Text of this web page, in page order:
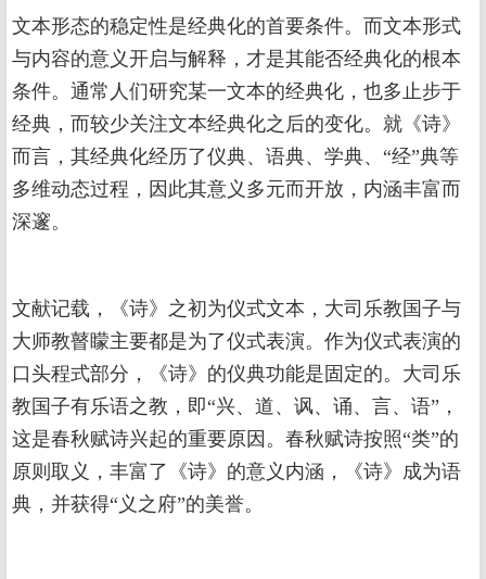
文本形态的稳定性是经典化的首要条件。而文本形式
与内容的意义开启与解释，才是其能否经典化的根本
条件。通常人们研究某一文本的经典化，也多止步于
经典，而较少关注文本经典化之后的变化。就《诗》
而言，其经典化经历了仪典、语典、学典、“经”典等
多维动态过程，因此其意义多元而开放，内涵丰富而
深邃。
文献记载，《诗》之初为仪式文本，大司乐教国子与
大师教瞽矇主要都是为了仪式表演。作为仪式表演的
口头程式部分，《诗》的仪典功能是固定的。大司乐
教国子有乐语之教，即“兴、道、讽、诵、言、语”，
这是春秋赋诗兴起的重要原因。春秋赋诗按照“类”的
原则取义，丰富了《诗》的意义内涵，《诗》成为语
典，并获得“义之府”的美誉。